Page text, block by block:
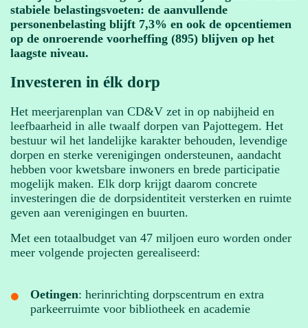
stabiele belastingsvoeten: de aanvullende
personenbelasting blijft 7,3% en ook de opcentiemen
op de onroerende voorheffing (895) blijven op het
laagste niveau.
Investeren in élk dorp
Het meerjarenplan van CD&V zet in op nabijheid en
leefbaarheid in alle twaalf dorpen van Pajottegem. Het
bestuur wil het landelijke karakter behouden, levendige
dorpen en sterke verenigingen ondersteunen, aandacht
hebben voor kwetsbare inwoners en brede participatie
mogelijk maken. Elk dorp krijgt daarom concrete
investeringen die de dorpsidentiteit versterken en ruimte
geven aan verenigingen en buurten.
Met een totaalbudget van 47 miljoen euro worden onder
meer volgende projecten gerealiseerd:
Oetingen: herinrichting dorpscentrum en extra
parkeerruimte voor bibliotheek en academie